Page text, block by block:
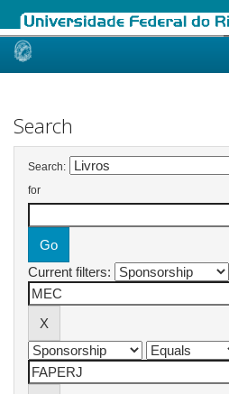
Skip
Search
Search:
for
Current filters: